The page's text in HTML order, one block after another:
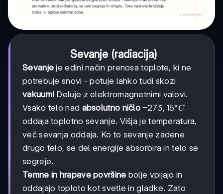
Sevanje (radiacija)
Sevanje je edini način prenosa toplote, ki ne
potrebuje snovi - potuje lahko tudi skozi
vakuum! Deluje z elektromagnetnimi valovi.
Vsako telo nad absolutno ničlo -273,15
°C
−273, 15°C
oddaja toplotno sevanje. Višja je temperatura,
več sevanja oddaja. Ko to sevanje zadene
drugo telo, se del energije absorbira in telo se
segreje.
Temne in hrapave površine bolje vpijajo in
oddajajo toploto kot svetle in gladke. Zato